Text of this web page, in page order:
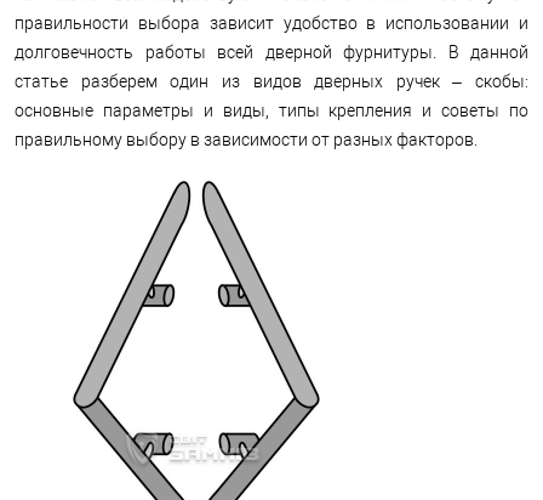
правильности выбора зависит удобство в использовании и
долговечность работы всей дверной фурнитуры. В данной
статье разберем один из видов дверных ручек – скобы:
основные параметры и виды, типы крепления и советы по
правильному выбору в зависимости от разных факторов.